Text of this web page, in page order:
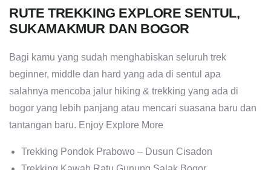
RUTE TREKKING EXPLORE SENTUL,
SUKAMAKMUR DAN BOGOR
Bagi kamu yang sudah menghabiskan seluruh trek
beginner, middle dan hard yang ada di sentul apa
salahnya mencoba jalur hiking & trekking yang ada di
bogor yang lebih panjang atau mencari suasana baru dan
tantangan baru. Enjoy Explore More
Trekking Pondok Prabowo – Dusun Cisadon